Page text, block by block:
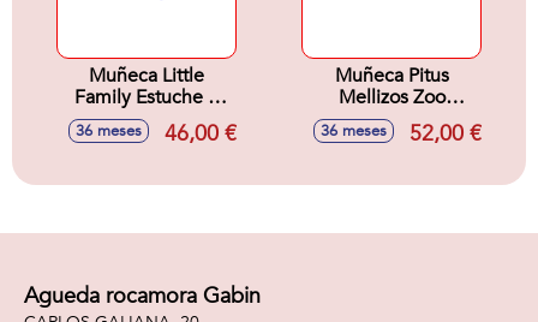
Muñeca Little
Family Estuche 2
muñecas 26 y 40
cms
36 meses 46,00 €
Muñeca Pitus
Mellizos Zoo
Estuche 40 cms
36 meses 52,00 €
Agueda rocamora Gabin